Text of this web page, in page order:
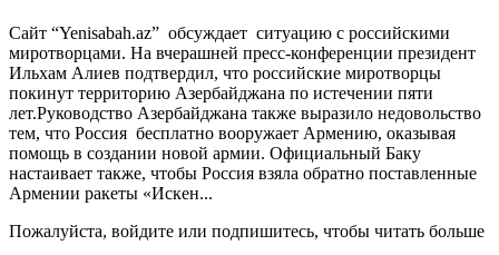
Сайт “Yenisabah.az” обсуждает ситуацию с российскими
миротворцами. На вчерашней пресс-конференции президент
Ильхам Алиев подтвердил, что российские миротворцы
покинут территорию Азербайджана по истечении пяти
лет.Руководство Азербайджана также выразило недовольство
тем, что Россия бесплатно вооружает Армению, оказывая
помощь в создании новой армии. Официальный Баку
настаивает также, чтобы Россия взяла обратно поставленные
Армении ракеты «Искен...
Пожалуйста, войдите или подпишитесь, чтобы читать больше